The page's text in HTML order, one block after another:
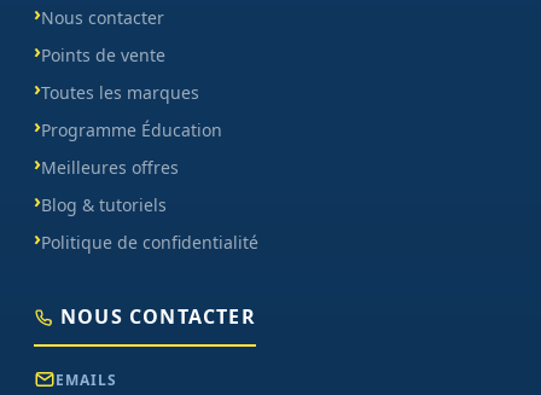
Nous contacter
Points de vente
Toutes les marques
Programme Éducation
Meilleures offres
Blog & tutoriels
Politique de confidentialité
NOUS CONTACTER
EMAILS